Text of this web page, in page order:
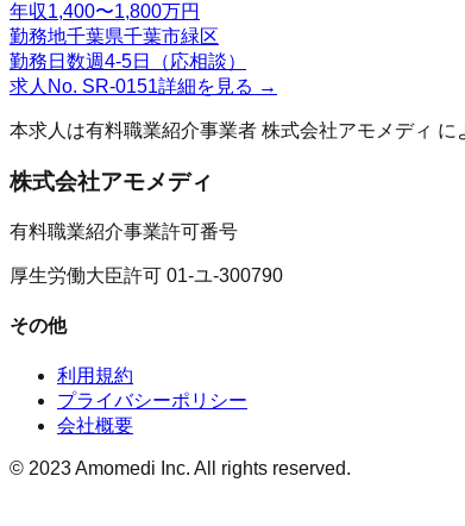
年収1,400〜1,800万円
勤務地千葉県千葉市緑区
勤務日数週4-5日（応相談）
求人No. SR-0151詳細を見る →
本求人は有料職業紹介事業者 株式会社アモメディ に
株式会社アモメディ
有料職業紹介事業許可番号
厚生労働大臣許可 01-ユ-300790
その他
利用規約
プライバシーポリシー
会社概要
© 2023 Amomedi Inc. All rights reserved.